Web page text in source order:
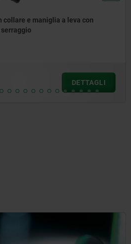
collare e maniglia a leva con
DETTAGLI